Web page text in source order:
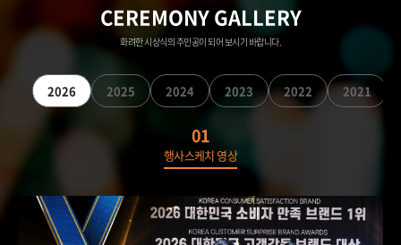
CEREMONY GALLERY
화려한 시상식의 주인공이 되어 보시기 바랍니다.
2026 2025 2024 2023 2022 2021
01
행사스케치 영상